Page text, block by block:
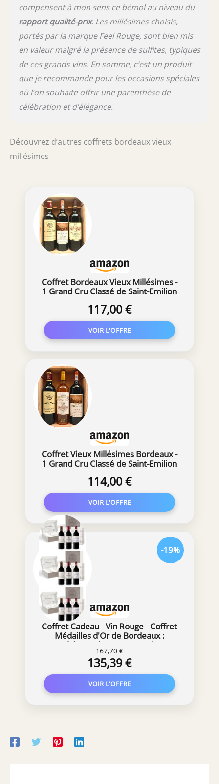
compensent à mon sens ce bémol au niveau du
rapport qualité-prix. Les millésimes choisis,
portés par la marque Feel Rouge, sont bien mis
en valeur malgré la présence de sulfites, typiques
de ces grands vins. En somme, c’est un produit
que je recommande pour les occasions spéciales
où l’on souhaite offrir une parenthèse de
célébration et d’élégance.
Découvrez d’autres coffrets bordeaux vieux
millésimes
Coffret Bordeaux Vieux Millésimes -
1 Grand Cru Classé de Saint-Emilion
2011 + 1 Saint-Estephe 2012 !
117,00 €
Coffret Vieux Millésimes Bordeaux -
1 Grand Cru Classé de Saint-Emilion
Sauternes 2009 + 1 Cru Bourgeois
Margaux 2011
114,00 €
Coffret Cadeau - Vin Rouge - Coffret
Médailles d'Or de Bordeaux :
Château du Lort, La Croix
Montlabert, Châteaux Tour Prignac
167,70 €
135,39 €
-19%